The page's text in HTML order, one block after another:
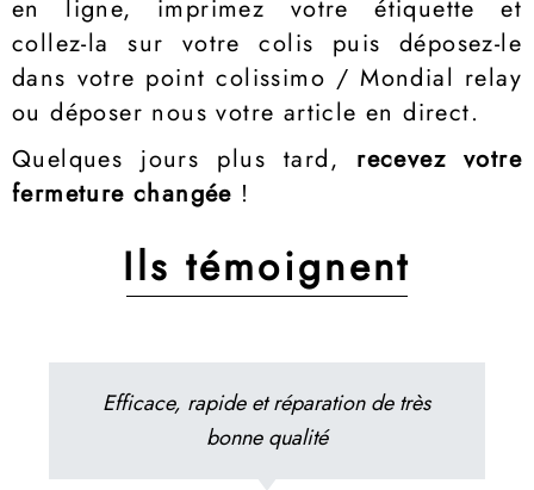
en ligne, imprimez votre étiquette et
collez-la sur votre colis puis déposez-le
dans votre point colissimo / Mondial relay
ou déposer nous votre article en direct.
Quelques jours plus tard, recevez votre
fermeture changée !
Ils témoignent
Efficace, rapide et réparation de très
bonne qualité